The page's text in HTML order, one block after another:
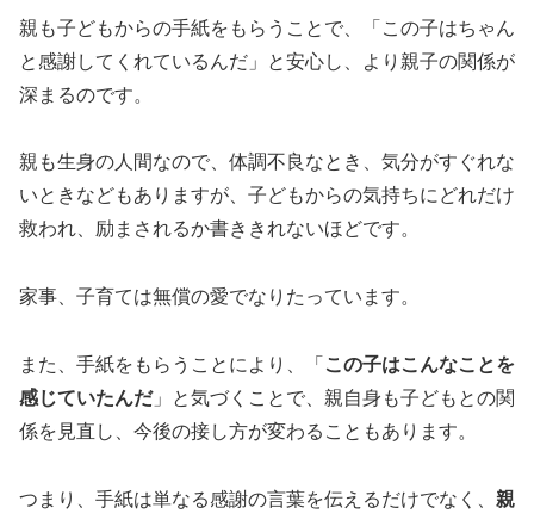
親も子どもからの手紙をもらうことで、「この子はちゃん
と感謝してくれているんだ」と安心し、より親子の関係が
深まるのです。
親も生身の人間なので、体調不良なとき、気分がすぐれな
いときなどもありますが、子どもからの気持ちにどれだけ
救われ、励まされるか書ききれないほどです。
家事、子育ては無償の愛でなりたっています。
また、手紙をもらうことにより、「 この子はこんなことを
感じていたんだ」と気づくことで、親自身も子どもとの関
係を見直し、今後の接し方が変わることもあります。
つまり、手紙は単なる感謝の言葉を伝えるだけでなく、 親